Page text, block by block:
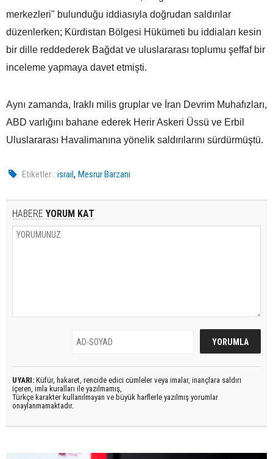
merkezleri" bulunduğu iddiasıyla doğrudan saldırılar
düzenlerken; Kürdistan Bölgesi Hükümeti bu iddiaları kesin
bir dille reddederek Bağdat ve uluslararası toplumu şeffaf bir
inceleme yapmaya davet etmişti.
Aynı zamanda, Iraklı milis gruplar ve İran Devrim Muhafızları,
ABD varlığını bahane ederek Herir Askeri Üssü ve Erbil
Uluslararası Havalimanına yönelik saldırılarını sürdürmüştü.
Etiketler : israil,Mesrur Barzani
HABERE YORUM KAT
UYARI: Küfür, hakaret, rencide edici cümleler veya imalar, inançlara saldırı
içeren, imla kuralları ile yazılmamış,
Türkçe karakter kullanılmayan ve büyük harflerle yazılmış yorumlar
onaylanmamaktadır.